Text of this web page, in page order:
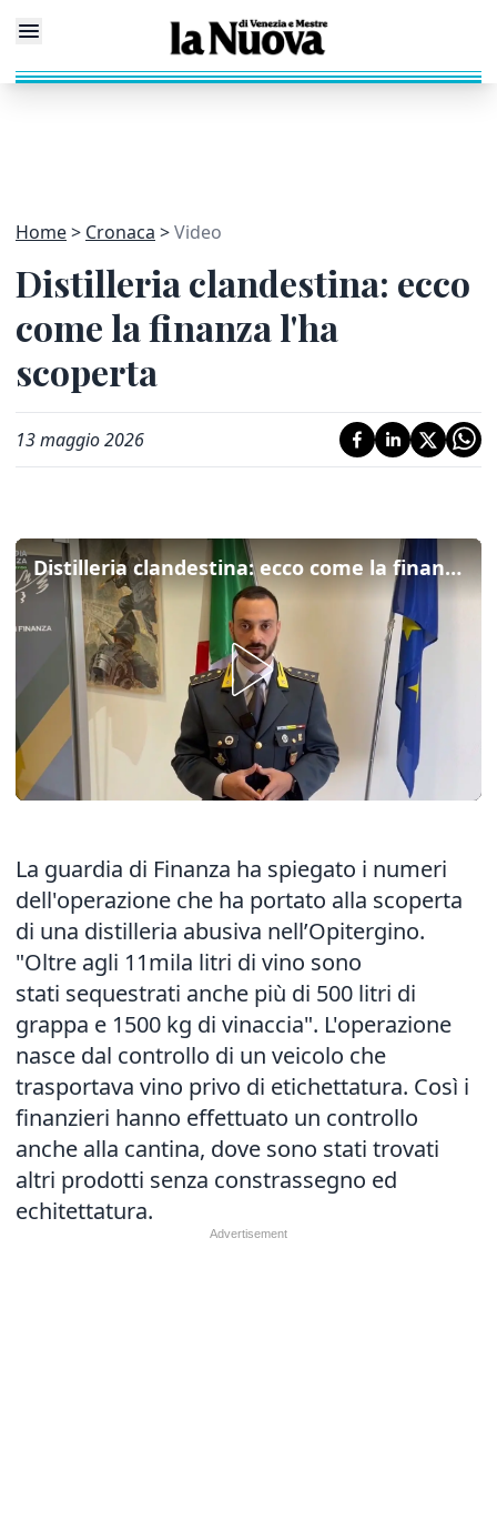
Home Cronaca Video
Distilleria clandestina: ecco
come la finanza l'ha
scoperta
13 maggio 2026
Distilleria clandestina: ecco come la finanza l'ha scoperta
La guardia di Finanza ha spiegato i numeri
dell'operazione che ha portato alla scoperta
di una distilleria abusiva nell’Opitergino.
"Oltre agli 11mila litri di vino sono
stati sequestrati anche più di 500 litri di
grappa e 1500 kg di vinaccia". L'operazione
nasce dal controllo di un veicolo che
trasportava vino privo di etichettatura. Così i
finanzieri hanno effettuato un controllo
anche alla cantina, dove sono stati trovati
altri prodotti senza constrassegno ed
echitettatura.